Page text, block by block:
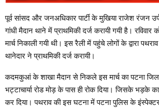
पूर्व सांसद और जनअधिकार पार्टी के मुखिया राजेश रंजन
गांधी मैदान थाने में प्राथमिकी दर्ज करायी गयी है। रविवार
मार्च निकाली गयी थी। इस रैली में पहुंचे लोगों के द्वारा
थानेदार ने प्राथमिकी दर्ज करायी।
कदमकुआं के शाखा मैदान से निकले इस मार्च का पटना
भट्टाचार्या रोड मोड़ के पास ही रोक दिया। जिसके भड़के
कर दिया। पथराव की इस घटना में पटना पुलिस के